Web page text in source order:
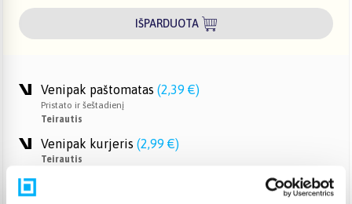
IŠPARDUOTA
Venipak paštomatas (2,39 €)
Pristato ir šeštadienį
Teirautis
Venipak kurjeris (2,99 €)
Teirautis